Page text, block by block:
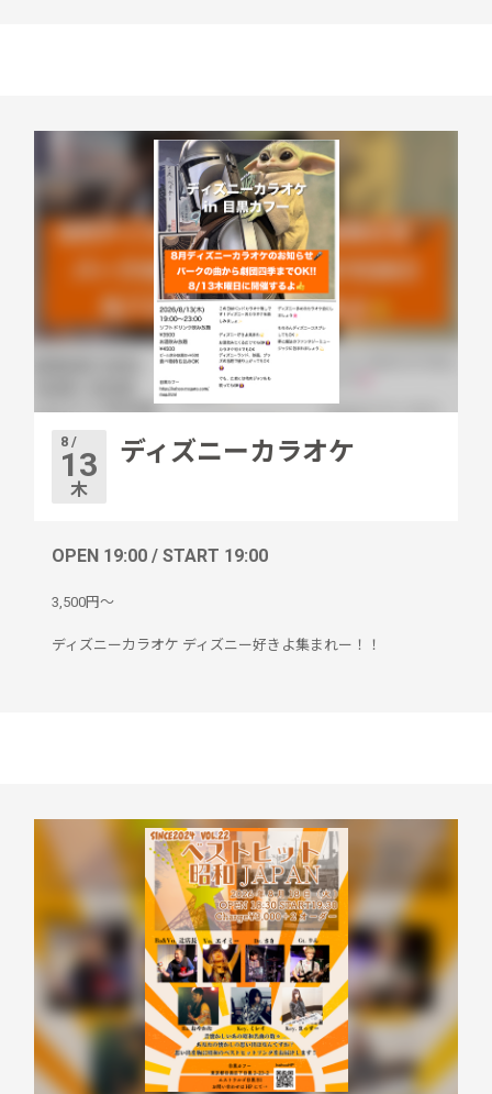
8 /
13
木
ディズニーカラオケ
OPEN 19:00 / START 19:00
3,500円〜
ディズニーカラオケ ディズニー好きよ集まれー！！